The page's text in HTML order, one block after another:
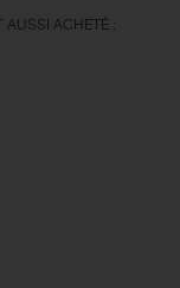
AUSSI ACHETÉ :